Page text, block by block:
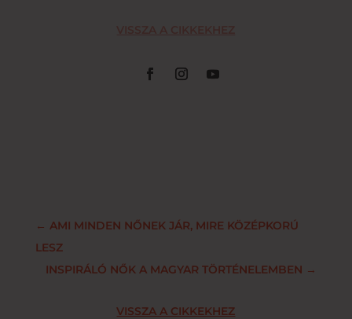
← AMI MINDEN NŐNEK JÁR, MIRE KÖZÉPKORÚ
LESZ
INSPIRÁLÓ NŐK A MAGYAR TÖRTÉNELEMBEN →
VISSZA A CIKKEKHEZ